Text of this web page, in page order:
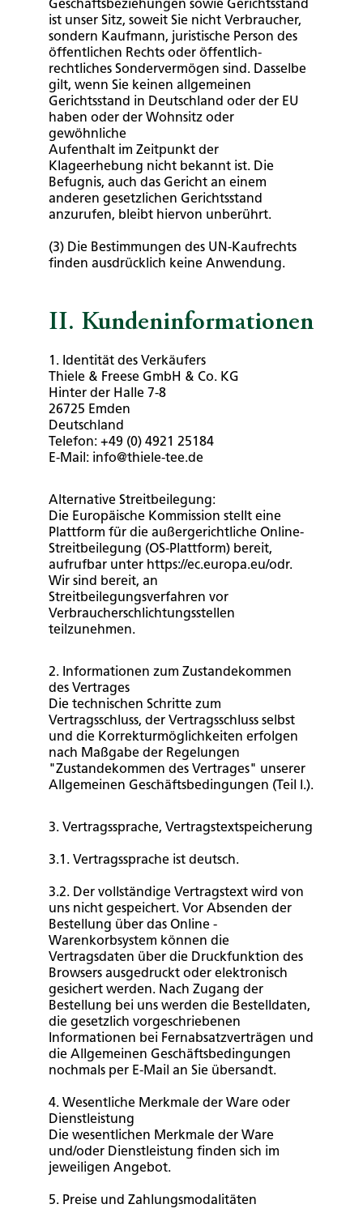
Geschäftsbeziehungen sowie Gerichtsstand
ist unser Sitz, soweit Sie nicht Verbraucher,
sondern Kaufmann, juristische Person des
öffentlichen Rechts oder öffentlich-
rechtliches Sondervermögen sind. Dasselbe
gilt, wenn Sie keinen allgemeinen
Gerichtsstand in Deutschland oder der EU
haben oder der Wohnsitz oder
gewöhnliche
Aufenthalt im Zeitpunkt der
Klageerhebung nicht bekannt ist. Die
Befugnis, auch das Gericht an einem
anderen gesetzlichen Gerichtsstand
anzurufen, bleibt hiervon unberührt.
(3) Die Bestimmungen des UN-Kaufrechts
finden ausdrücklich keine Anwendung.
II. Kundeninformationen
1. Identität des Verkäufers
Thiele & Freese GmbH & Co. KG
Hinter der Halle 7-8
26725 Emden
Deutschland
Telefon: +49 (0) 4921 25184
E-Mail: info@thiele-tee.de
Alternative Streitbeilegung:
Die Europäische Kommission stellt eine
Plattform für die außergerichtliche Online-
Streitbeilegung (OS-Plattform) bereit,
aufrufbar unter https://ec.europa.eu/odr.
Wir sind bereit, an
Streitbeilegungsverfahren vor
Verbraucherschlichtungsstellen
teilzunehmen.
2. Informationen zum Zustandekommen
des Vertrages
Die technischen Schritte zum
Vertragsschluss, der Vertragsschluss selbst
und die Korrekturmöglichkeiten erfolgen
nach Maßgabe der Regelungen
"Zustandekommen des Vertrages" unserer
Allgemeinen Geschäftsbedingungen (Teil I.).
3. Vertragssprache, Vertragstextspeicherung
3.1. Vertragssprache ist deutsch.
3.2. Der vollständige Vertragstext wird von
uns nicht gespeichert. Vor Absenden der
Bestellung über das Online -
Warenkorbsystem können die
Vertragsdaten über die Druckfunktion des
Browsers ausgedruckt oder elektronisch
gesichert werden. Nach Zugang der
Bestellung bei uns werden die Bestelldaten,
die gesetzlich vorgeschriebenen
Informationen bei Fernabsatzverträgen und
die Allgemeinen Geschäftsbedingungen
nochmals per E-Mail an Sie übersandt.
4. Wesentliche Merkmale der Ware oder
Dienstleistung
Die wesentlichen Merkmale der Ware
und/oder Dienstleistung finden sich im
jeweiligen Angebot.
5. Preise und Zahlungsmodalitäten